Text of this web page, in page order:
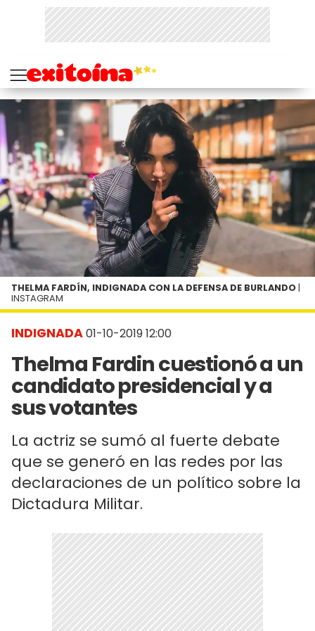
INDIGNADA01-10-2019 12:00
Thelma Fardin cuestionó a un
candidato presidencial y a
sus votantes
La actriz se sumó al fuerte debate
que se generó en las redes por las
declaraciones de un político sobre la
Dictadura Militar.
THELMA FARDÍN, INDIGNADA CON LA DEFENSA DE BURLANDO |
INSTAGRAM